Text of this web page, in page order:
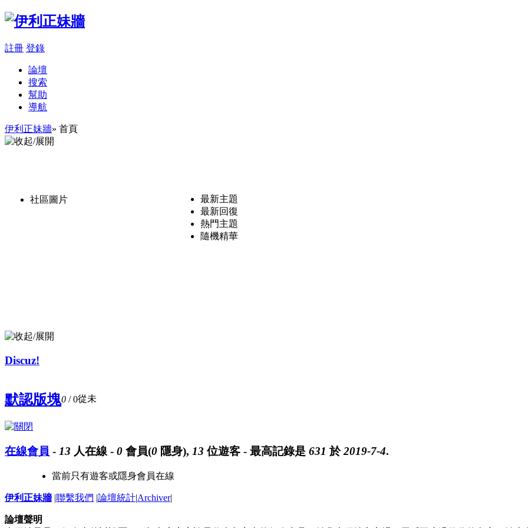
註冊 登錄
論壇
搜索
幫助
導航
伊利正妹牆» 首頁
社區圖片
最新主題
最新回復
熱門主題
隨機精華
Discuz!
默認版塊0 / 0從未
在線會員 - 13 人在線 - 0 會員(0 隱身), 13 位遊客 - 最高記錄是 631 於2019-7-4.
當前只有遊客或隱身會員在線
伊利正妹牆 |聯繫我們 |論壇統計|Archiver|
論壇聲明